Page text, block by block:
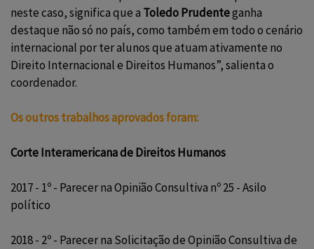
neste caso, significa que a Toledo Prudenteganha
destaque não só no país, como também em todo o cenário
internacional por ter alunos que atuam ativamente no
Direito Internacional e Direitos Humanos”, salienta o
coordenador.
Os outros trabalhos aprovados foram:
Corte Interamericana de Direitos Humanos
2017 - 1º - Parecer na Opinião Consultiva nº 25 - Asilo
político
2018 - 2º - Parecer na Solicitação de Opinião Consultiva de